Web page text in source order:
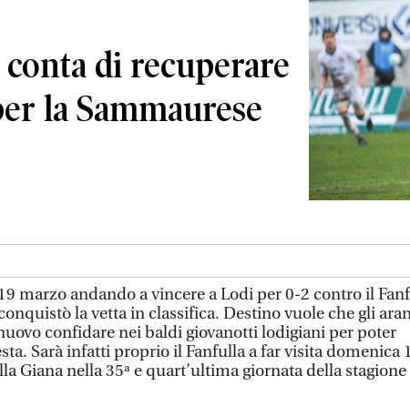
di recuperare
la Sammaurese
marzo andando a vincere a Lodi per 0-2 contro il
la vetta in classifica. Destino vuole che gli
confidare nei baldi giovanotti lodigiani per poter
Sarà infatti proprio il Fanfulla a far visita domenica
Giana nella 35ª e quart’ultima giornata della stagione